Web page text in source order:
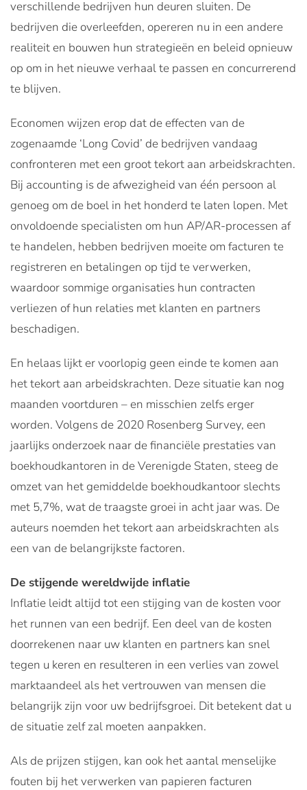
verschillende bedrijven hun deuren sluiten. De
bedrijven die overleefden, opereren nu in een andere
realiteit en bouwen hun strategieën en beleid opnieuw
op om in het nieuwe verhaal te passen en concurrerend
te blijven.
Economen wijzen erop dat de effecten van de
zogenaamde ‘Long Covid’ de bedrijven vandaag
confronteren met een groot tekort aan arbeidskrachten.
Bij accounting is de afwezigheid van één persoon al
genoeg om de boel in het honderd te laten lopen. Met
onvoldoende specialisten om hun AP/AR-processen af
te handelen, hebben bedrijven moeite om facturen te
registreren en betalingen op tijd te verwerken,
waardoor sommige organisaties hun contracten
verliezen of hun relaties met klanten en partners
beschadigen.
En helaas lijkt er voorlopig geen einde te komen aan
het tekort aan arbeidskrachten. Deze situatie kan nog
maanden voortduren – en misschien zelfs erger
worden. Volgens de 2020 Rosenberg Survey, een
jaarlijks onderzoek naar de financiële prestaties van
boekhoudkantoren in de Verenigde Staten, steeg de
omzet van het gemiddelde boekhoudkantoor slechts
met 5,7%, wat de traagste groei in acht jaar was. De
auteurs noemden het tekort aan arbeidskrachten als
een van de belangrijkste factoren.
De stijgende wereldwijde inflatie
Inflatie leidt altijd tot een stijging van de kosten voor
het runnen van een bedrijf. Een deel van de kosten
doorrekenen naar uw klanten en partners kan snel
tegen u keren en resulteren in een verlies van zowel
marktaandeel als het vertrouwen van mensen die
belangrijk zijn voor uw bedrijfsgroei. Dit betekent dat u
de situatie zelf zal moeten aanpakken.
Als de prijzen stijgen, kan ook het aantal menselijke
fouten bij het verwerken van papieren facturen